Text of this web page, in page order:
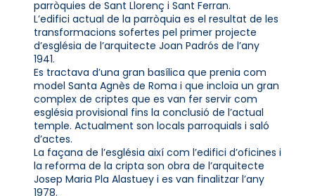
parròquies de Sant Llorenç i Sant Ferran.
L’edifici actual de la parròquia es el resultat de les
transformacions sofertes pel primer projecte
d’església de l’arquitecte Joan Padrós de l’any
1941.
Es tractava d’una gran basílica que prenia com
model Santa Agnès de Roma i que incloïa un gran
complex de criptes que es van fer servir com
església provisional fins la conclusió de l’actual
temple. Actualment son locals parroquials i saló
d’actes.
La façana de l’església així com l’edifici d’oficines i
la reforma de la cripta son obra de l’arquitecte
Josep Maria Pla Alastuey i es van finalitzar l’any
1978.